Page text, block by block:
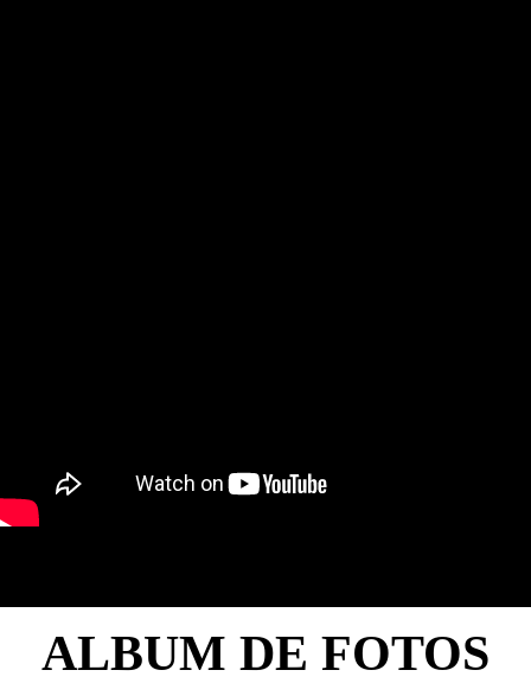
ALBUM DE FOTOS